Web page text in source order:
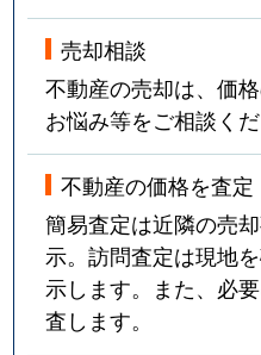
売却相談
不動産の売却は、価
お悩み等をご相談くだ
不動産の価格を査定
簡易査定は近隣の売
示。訪問査定は現地
示します。また、必
査します。